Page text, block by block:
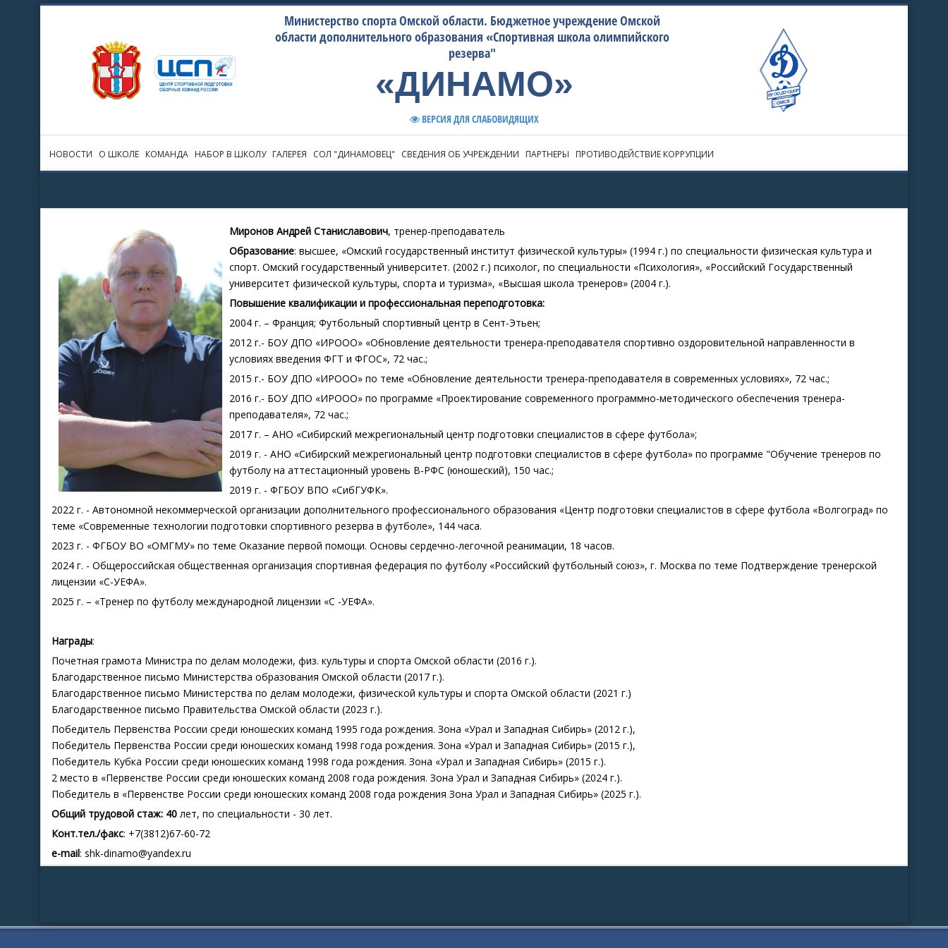
Министерство спорта Омской области. Бюджетное учреждение Омской
области дополнительного образования «Спортивная школа олимпийского
резерва"
«ДИНАМО»
ВЕРСИЯ ДЛЯ СЛАБОВИДЯЩИХ
НОВОСТИ О ШКОЛЕ КОМАНДА НАБОР В ШКОЛУ ГАЛЕРЕЯ СОЛ "ДИНАМОВЕЦ" СВЕДЕНИЯ ОБ УЧРЕЖДЕНИИ ПАРТНЕРЫ ПРОТИВОДЕЙСТВИЕ КОРРУПЦИИ
Миронов Андрей Станиславович, тренер-преподаватель
Образование: высшее, «Омский государственный институт физической культуры» (1994 г.) по специальности физическая культура и
спорт. Омский государственный университет. (2002 г.) психолог, по специальности «Психология», «Российский Государственный
университет физической культуры, спорта и туризма», «Высшая школа тренеров» (2004 г.).
Повышение квалификации и профессиональная переподготовка:
2004 г. – Франция; Футбольный спортивный центр в Сент-Этьен;
2012 г.- БОУ ДПО «ИРООО» «Обновление деятельности тренера-преподавателя спортивно оздоровительной направленности в
условиях введения ФГТ и ФГОС», 72 час.;
2015 г.- БОУ ДПО «ИРООО» по теме «Обновление деятельности тренера-преподавателя в современных условиях», 72 час.;
2016 г.- БОУ ДПО «ИРООО» по программе «Проектирование современного программно-методического обеспечения тренера-
преподавателя», 72 час.;
2017 г. – АНО «Сибирский межрегиональный центр подготовки специалистов в сфере футбола»;
2019 г. - АНО «Сибирский межрегиональный центр подготовки специалистов в сфере футбола» по программе "Обучение тренеров по
футболу на аттестационный уровень B-РФС (юношеский), 150 час.;
2019 г. - ФГБОУ ВПО «СибГУФК».
2022 г. - Автономной некоммерческой организации дополнительного профессионального образования «Центр подготовки специалистов в сфере футбола «Волгоград» по
теме «Современные технологии подготовки спортивного резерва в футболе», 144 часа.
2023 г. - ФГБОУ ВО «ОМГМУ» по теме Оказание первой помощи. Основы сердечно-легочной реанимации, 18 часов.
2024 г. - Общероссийская общественная организация спортивная федерация по футболу «Российский футбольный союз», г. Москва по теме Подтверждение тренерской
лицензии «С-УЕФА».
2025 г. – «Тренер по футболу международной лицензии «С -УЕФА».
Награды:
Почетная грамота Министра по делам молодежи, физ. культуры и спорта Омской области (2016 г.).
Благодарственное письмо Министерства образования Омской области (2017 г.).
Благодарственное письмо Министерства по делам молодежи, физической культуры и спорта Омской области (2021 г.)
Благодарственное письмо Правительства Омской области (2023 г.).
Победитель Первенства России среди юношеских команд 1995 года рождения. Зона «Урал и Западная Сибирь» (2012 г.),
Победитель Первенства России среди юношеских команд 1998 года рождения. Зона «Урал и Западная Сибирь» (2015 г.),
Победитель Кубка России среди юношеских команд 1998 года рождения. Зона «Урал и Западная Сибирь» (2015 г.).
2 место в «Первенстве России среди юношеских команд 2008 года рождения. Зона Урал и Западная Сибирь» (2024 г.).
Победитель в «Первенстве России среди юношеских команд 2008 года рождения Зона Урал и Западная Сибирь» (2025 г.).
Общий трудовой стаж: 40 лет, по специальности - 30 лет.
Конт.тел./факс: +7(3812)67-60-72
e-mail: shk-dinamo@yandex.ru